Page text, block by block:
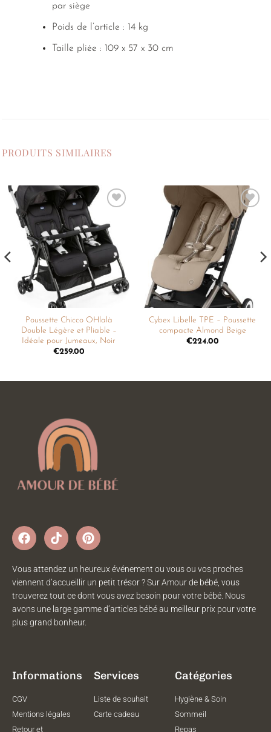
par siège
Poids de l’article : 14 kg
Taille pliée : 109 x 57 x 30 cm
PRODUITS SIMILAIRES
à la
liste de
souhaits
Poussette Chicco OHlalà
Double Légère et Pliable –
Idéale pour Jumeaux, Noir
€259.00
Ajouter
à la
liste de
souhaits
Cybex Libelle TPE – Poussette
compacte Almond Beige
€224.00
Vous attendez un heureux événement ou vous ou vos proches
viennent d’accueillir un petit trésor ? Sur Amour de bébé, vous
trouverez tout ce dont vous avez besoin pour votre bébé. Nous
avons une large gamme d’articles bébé au meilleur prix pour votre
plus grand bonheur.
Informations
CGV
Mentions légales
Retour et
Services
Liste de souhait
Carte cadeau
Catégories
Hygiène & Soin
Sommeil
Repas